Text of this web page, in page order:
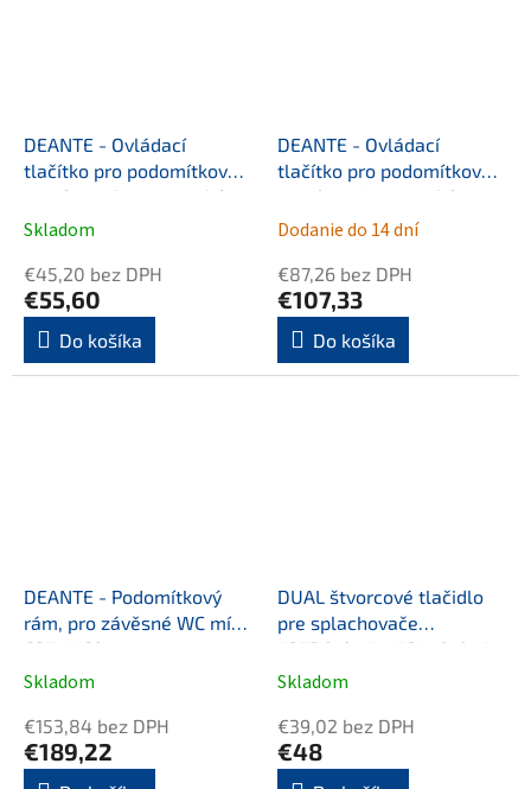
DEANTE - Ovládací
tlačítko pro podomítkové
systémy, chrom - tenké
CST_051P
Skladom
€45,20 bez DPH
€55,60
Do košíka
DEANTE - Ovládací
tlačítko pro podomítkové
systémy, titan, tenké
CST_D51P
Dodanie do 14 dní
€87,26 bez DPH
€107,33
Do košíka
DEANTE - Podomítkový
rám, pro závěsné WC mísy
CST_WC01
Skladom
€153,84 bez DPH
€189,22
DUAL štvorcové tlačidlo
pre splachovače
52TD0104E a 52AL0104E,
biela
Skladom
€39,02 bez DPH
€48